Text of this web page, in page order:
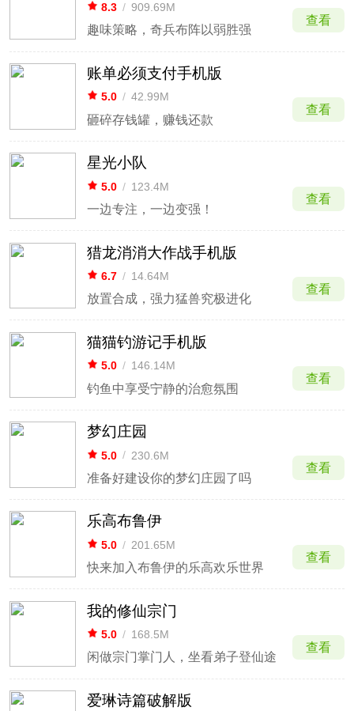
8.3 / 909.69M
趣味策略，奇兵布阵以弱胜强
查看
账单必须支付手机版
5.0 / 42.99M
砸碎存钱罐，赚钱还款
查看
星光小队
5.0 / 123.4M
一边专注，一边变强！
查看
猎龙消消大作战手机版
6.7 / 14.64M
放置合成，强力猛兽究极进化
查看
猫猫钓游记手机版
5.0 / 146.14M
钓鱼中享受宁静的治愈氛围
查看
梦幻庄园
5.0 / 230.6M
准备好建设你的梦幻庄园了吗
查看
乐高布鲁伊
5.0 / 201.65M
快来加入布鲁伊的乐高欢乐世界
查看
我的修仙宗门
5.0 / 168.5M
闲做宗门掌门人，坐看弟子登仙途
查看
爱琳诗篇破解版